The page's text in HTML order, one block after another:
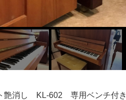
艶消し KL-602 専用ベンチ付き